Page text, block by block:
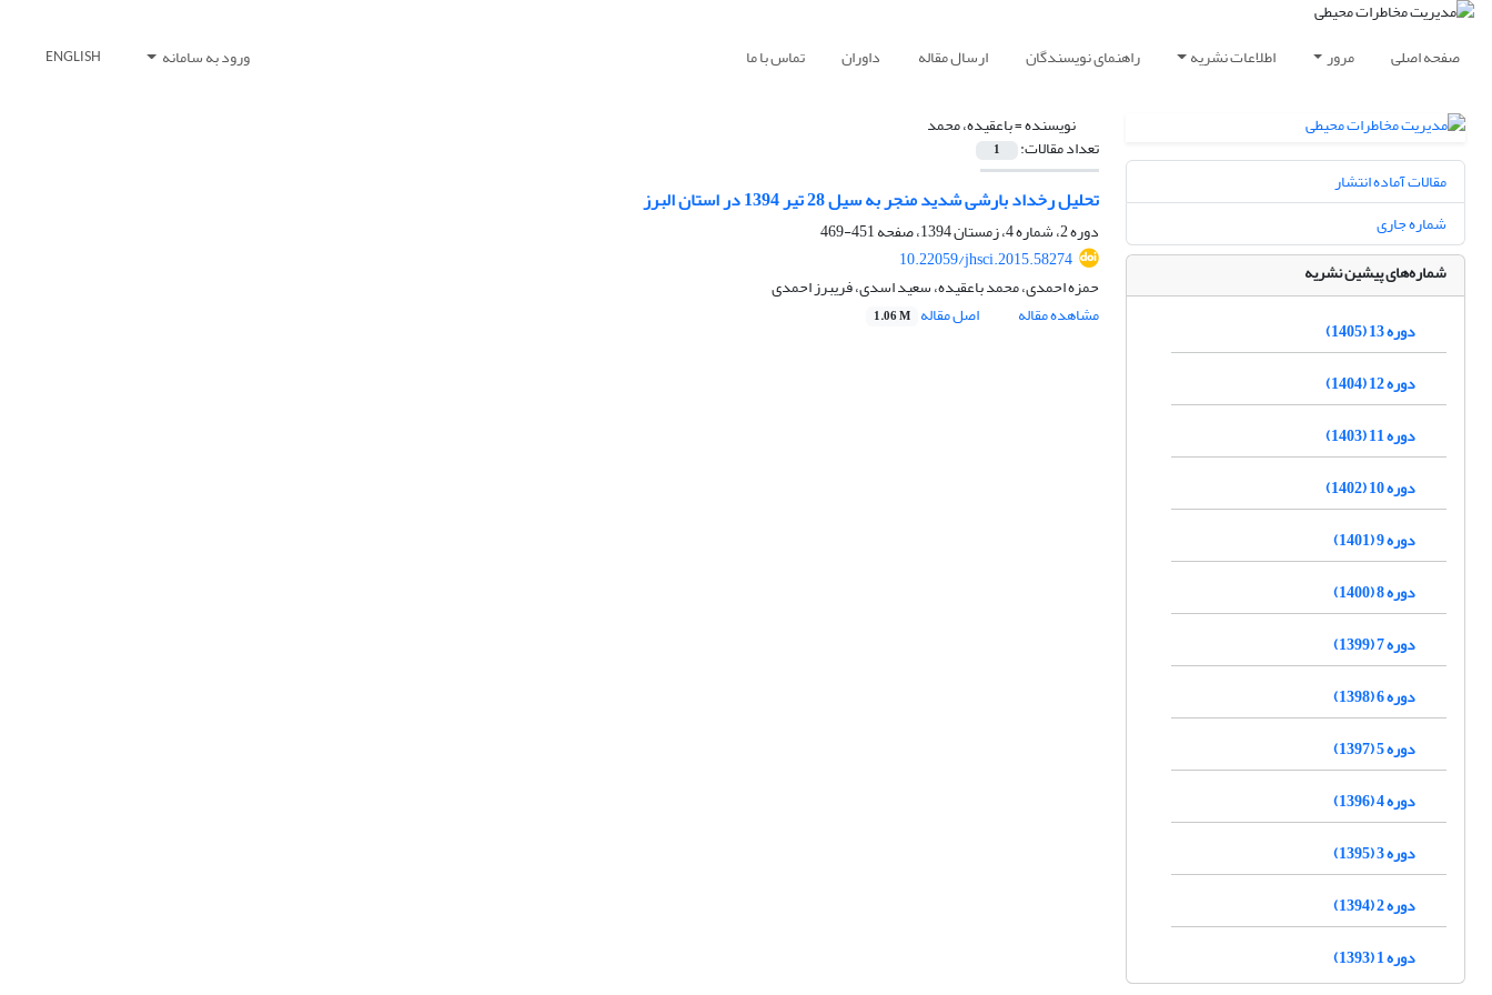
صفحه اصلی مرور اطلاعات نشریه راهنمای نویسندگان ارسال مقاله داوران تماس با ما ورود به سامانه ENGLISH
نویسنده =باعقیده، محمد
تعداد مقالات: 1
تحلیل رخداد بارشی شدید منجر به سیل 28 تیر 1394 در استان البرز
دوره 2، شماره 4، زمستان 1394، صفحه
451-469
10.22059/jhsci.2015.58274
حمزه احمدی، محمد باعقیده، سعید اسدی، فریبرز احمدی
مشاهده مقاله
اصل مقاله 1.06 M
مقالات آماده انتشار
شماره جاری
شماره‌های پیشین نشریه
دوره 13 (1405)
دوره 12 (1404)
دوره 11 (1403)
دوره 10 (1402)
دوره 9 (1401)
دوره 8 (1400)
دوره 7 (1399)
دوره 6 (1398)
دوره 5 (1397)
دوره 4 (1396)
دوره 3 (1395)
دوره 2 (1394)
دوره 1 (1393)